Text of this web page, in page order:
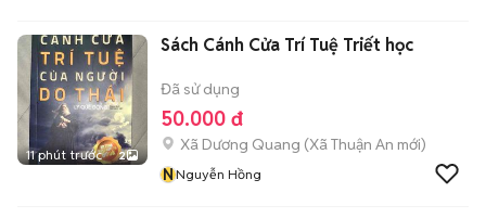
11 phút trước 2
Sách Cánh Cửa Trí Tuệ Triết học
Đã sử dụng
50.000 đ
Xã Dương Quang (Xã Thuận An mới)
NNguyễn Hồng